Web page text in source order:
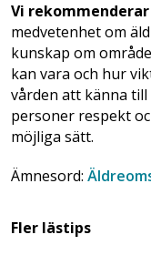
Vi
medvetenhet om
kunskap om
kan vara och hur
vården att känna till
personer respekt
möjliga sätt.
Ämnesord:
Fler lästips